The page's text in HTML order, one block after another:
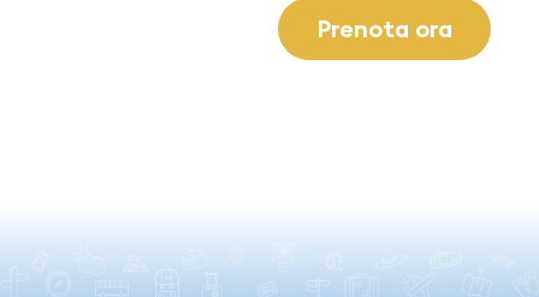
Prenota ora